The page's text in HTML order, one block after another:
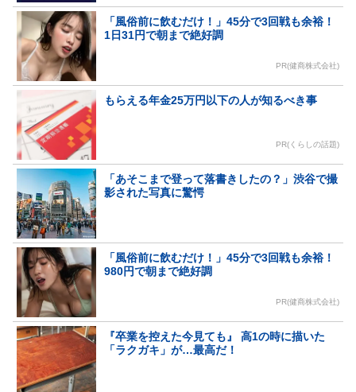
「風俗前に飲むだけ！」45分で3回戦も余裕！
1日31円で朝まで絶好調
PR(健商株式会社)
もらえる年金25万円以下の人が知るべき事
PR(くらしの話題)
「あそこまで登って落書きしたの？」渋谷で撮
影された写真に驚愕
「風俗前に飲むだけ！」45分で3回戦も余裕！
980円で朝まで絶好調
PR(健商株式会社)
『卒業を控えた今見ても』 高1の時に描いた
「ラクガキ」が…最高だ！